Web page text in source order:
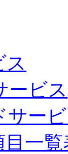
ス
ービス
サー
目一覧